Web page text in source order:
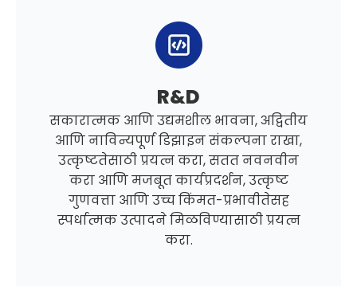
R&D
सकारात्मक आणि उद्यमशील भावना, अद्वितीय
आणि नाविन्यपूर्ण डिझाइन संकल्पना राखा,
उत्कृष्टतेसाठी प्रयत्न करा, सतत नवनवीन
करा आणि मजबूत कार्यप्रदर्शन, उत्कृष्ट
गुणवत्ता आणि उच्च किंमत-प्रभावीतेसह
स्पर्धात्मक उत्पादने मिळविण्यासाठी प्रयत्न
करा.